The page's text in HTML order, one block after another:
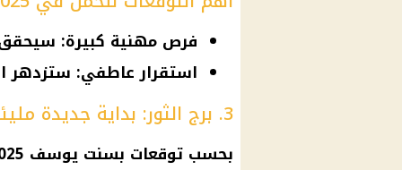
فرص مهنية كبيرة: سيحقق
استقرار عاطفي: ستزدهر
3. برج الثور: بداية جديدة مليئة بالمكاسب
بحسب توقعات بسنت يوسف 2025،